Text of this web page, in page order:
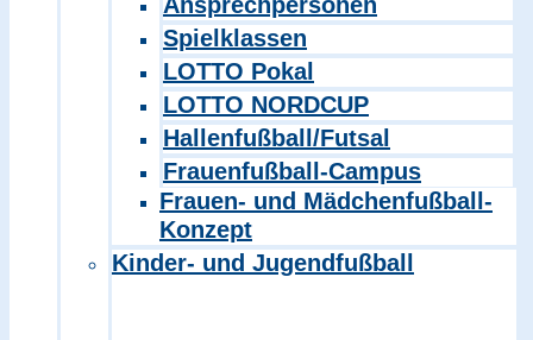
Spielklassen
LOTTO Pokal
LOTTO NORDCUP
Hallenfußball/Futsal
Frauenfußball-Campus
Frauen- und Mädchenfußball-
Konzept
Kinder- und Jugendfußball